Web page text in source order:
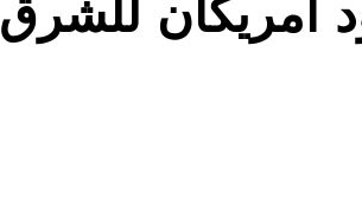
أمريكان للشرق